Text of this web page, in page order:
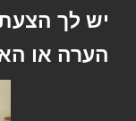
יש לך
הערה או